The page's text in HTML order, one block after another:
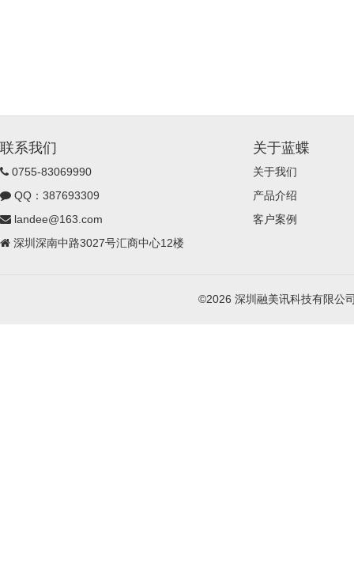
联系我们
0755-83069990
QQ：387693309
landee@163.com
深圳深南中路3027号汇商中心12楼
关于蓝蝶
关于我们
产品介绍
客户案例
©2026 深圳融美讯科技有限公